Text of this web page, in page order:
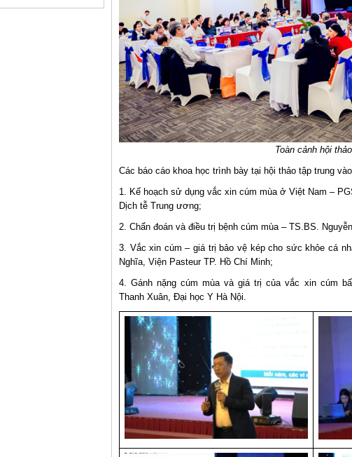
Toàn cảnh hội thảo
Các báo cáo khoa học trình bày tại hội thảo tập trung
1. Kế hoạch sử dụng vắc xin cúm mùa ở Việt Nam –
Dịch tễ Trung ương;
2. Chẩn đoán và điều trị bệnh cúm mùa – TS.BS.
3. Vắc xin cúm – giá trị bảo vệ kép cho sức khỏe cá
Nghĩa, Viện Pasteur TP. Hồ Chí Minh;
4. Gánh nặng cúm mùa và giá trị của vắc xin cúm
Thanh Xuân, Đại học Y Hà Nội.